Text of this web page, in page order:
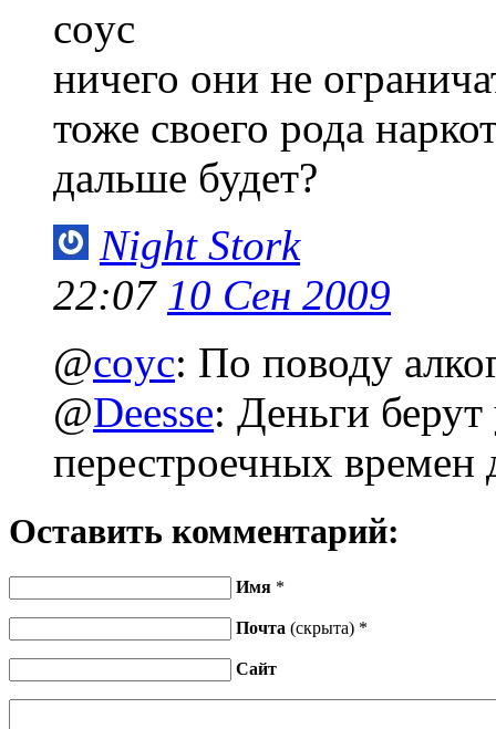
coyc
ничего они не
тоже своего рода
дальше будет?
Night Stork
22:07 10 Сен 2009
@coyc: По поводу
@Deesse: Деньги
перестроечных времен
Оставить комментарий:
Имя *
Почта (скрыта) *
Сайт